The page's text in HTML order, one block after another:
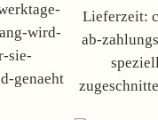
wird-
sie-
genaeht
Lieferzeit:
ab-